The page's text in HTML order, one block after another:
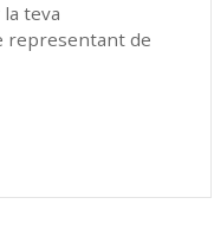
teva
representant de